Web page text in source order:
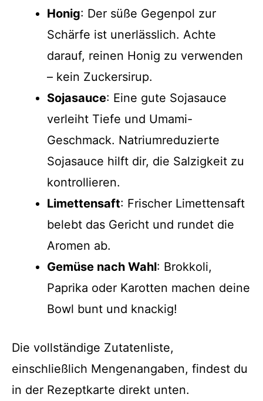
Honig: Der süße Gegenpol zur
Schärfe ist unerlässlich. Achte
darauf, reinen Honig zu verwenden
– kein Zuckersirup.
Sojasauce: Eine gute Sojasauce
verleiht Tiefe und Umami-
Geschmack. Natriumreduzierte
Sojasauce hilft dir, die Salzigkeit zu
kontrollieren.
Limettensaft: Frischer Limettensaft
belebt das Gericht und rundet die
Aromen ab.
Gemüse nach Wahl: Brokkoli,
Paprika oder Karotten machen deine
Bowl bunt und knackig!
Die vollständige Zutatenliste,
einschließlich Mengenangaben, findest du
in der Rezeptkarte direkt unten.